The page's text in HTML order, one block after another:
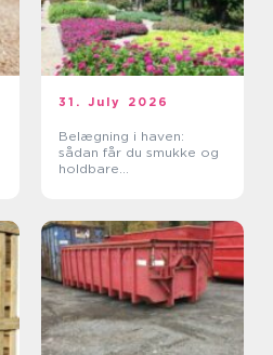
31. July 2026
Belægning i haven:
sådan får du smukke og
holdbare